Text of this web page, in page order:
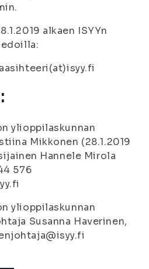
alkaen ISYYn
ylioppilaskunnan
Mikkonen (28.1.2019
Hannele Mirola
576
ylioppilaskunnan
Susanna Haverinen,